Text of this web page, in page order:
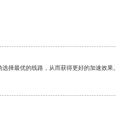
择最优的线路，从而获得更好的加速效果。